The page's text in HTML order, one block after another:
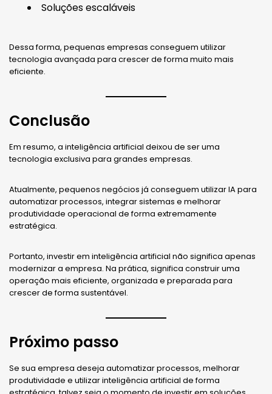
Soluções escaláveis
Dessa forma, pequenas empresas conseguem utilizar
tecnologia avançada para crescer de forma muito mais
eficiente.
Conclusão
Em resumo, a inteligência artificial deixou de ser uma
tecnologia exclusiva para grandes empresas.
Atualmente, pequenos negócios já conseguem utilizar IA para
automatizar processos, integrar sistemas e melhorar
produtividade operacional de forma extremamente
estratégica.
Portanto, investir em inteligência artificial não significa apenas
modernizar a empresa. Na prática, significa construir uma
operação mais eficiente, organizada e preparada para
crescer de forma sustentável.
Próximo passo
Se sua empresa deseja automatizar processos, melhorar
produtividade e utilizar inteligência artificial de forma